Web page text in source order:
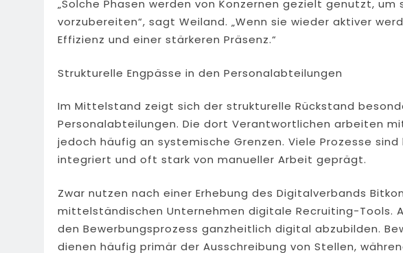
„Solche Phasen werden von Konzernen gezielt genutzt,
vorzubereiten“, sagt Weiland. „Wenn sie wieder aktiver
Effizienz und einer stärkeren Präsenz.“
Strukturelle Engpässe in den Personalabteilungen
Im Mittelstand zeigt sich der strukturelle Rückstand
Personalabteilungen. Die dort Verantwortlichen arbeiten
jedoch häufig an systemische Grenzen. Viele Prozesse
integriert und oft stark von manueller Arbeit geprägt.
Zwar nutzen nach einer Erhebung des Digitalverbands
mittelständischen Unternehmen digitale Recruiting-Tools.
den Bewerbungsprozess ganzheitlich digital abzubilden.
dienen häufig primär der Ausschreibung von Stellen,